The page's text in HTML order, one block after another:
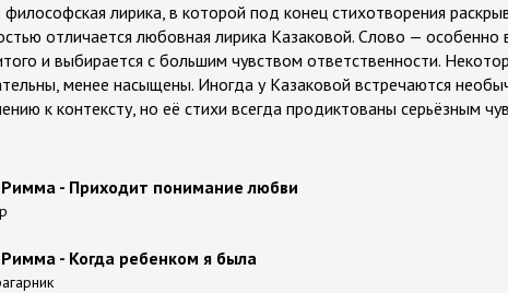
лирика, в которой под конец стихотворения
отличается любовная лирика Казаковой. Слово — особенно
и выбирается с большим чувством ответственности.
менее насыщены. Иногда у Казаковой встречаются
к контексту, но её стихи всегда продиктованы серьёзным
Римма - Приходит понимание любви
- Когда ребенком я была